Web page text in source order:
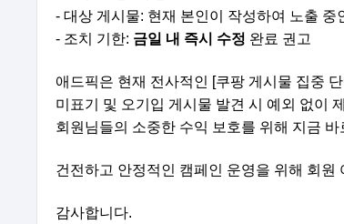
- 대상 게시물: 현재 본인이 작성하여 노출 중
- 조치 기한: 금일 내 즉시 수정 완료 권고
애드픽은 현재 전사적인 [쿠팡 게시물 집중
미표기 및 오기입 게시물 발견 시 예외 없이
회원님들의 소중한 수익 보호를 위해 지금
건전하고 안정적인 캠페인 운영을 위해 회
감사합니다.